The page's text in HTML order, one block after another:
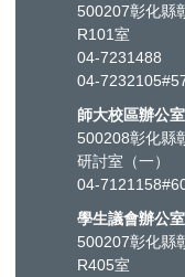
500207彰化縣
R101室
04-7231488
04-
師大校區辦公室
500208彰化縣
研討室（一）
04-
學生議會辦公室
500207彰化縣
R405室